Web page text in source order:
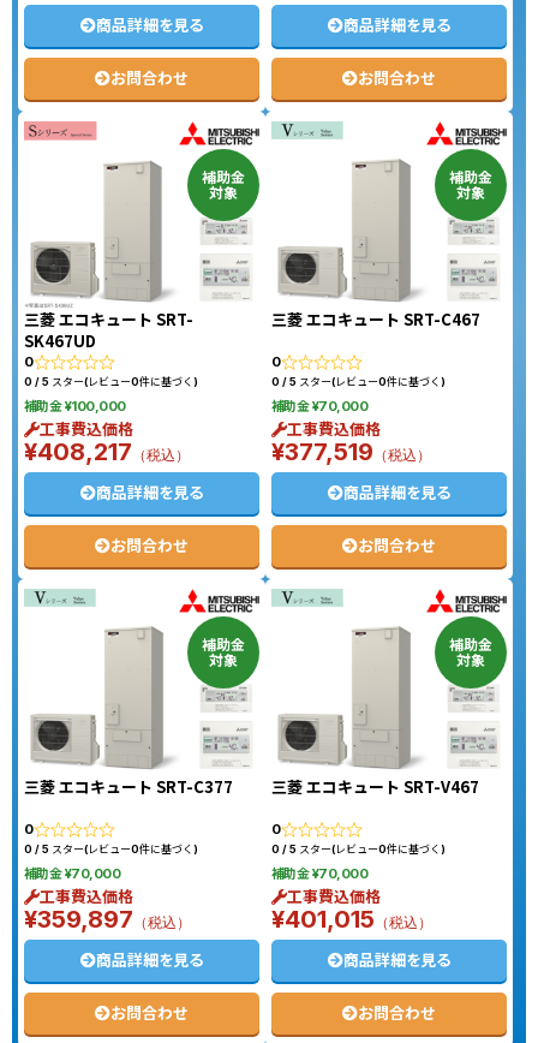
商品詳細を見る
お問合わせ
商品詳細を見る
お問合わせ
補助金
対象
三菱 エコキュート SRT-
SK467UD
0
0 / 5 スター(レビュー0件に基づく)
補助金 ¥100,000
工事費込価格
¥408,217 （税込）
商品詳細を見る
お問合わせ
補助金
対象
三菱 エコキュート SRT-C467
0
0 / 5 スター(レビュー0件に基づく)
補助金 ¥70,000
工事費込価格
¥377,519 （税込）
商品詳細を見る
お問合わせ
補助金
対象
三菱 エコキュート SRT-C377
0
0 / 5 スター(レビュー0件に基づく)
補助金 ¥70,000
工事費込価格
¥359,897 （税込）
商品詳細を見る
お問合わせ
補助金
対象
三菱 エコキュート SRT-V467
0
0 / 5 スター(レビュー0件に基づく)
補助金 ¥70,000
工事費込価格
¥401,015 （税込）
商品詳細を見る
お問合わせ